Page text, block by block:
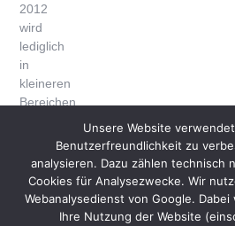
2012
wird
lediglich
in
kleineren
Bereichen
diesjährigen
Fachpack
angepasst.
Marburger
Unsere Website
Benutzerfreundlichkeit zu
analysieren. Dazu zählen technisch
Cookies für Analysezwecke. Wir
Webanalysedienst von Google.
Ihre Nutzung der Website